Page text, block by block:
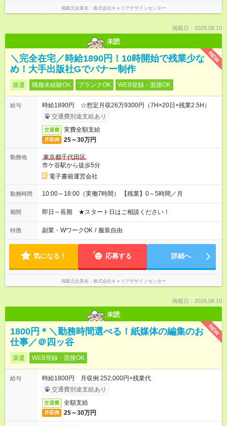
掲載元企業名 株式会社キャリアデザインセンター
掲載日：2026.08.10
未読
NEW
＼完全在宅／時給1890円！10時開始で残業少な
め！大手出版社Gでバナー制作
派遣 職種未経験OK ブランクOK WEB登録・面接OK
給与
時給1890円 ☆想定月収26万9300円（7H×20日+残業2.5H）
交通費別途支給あり
交通費 実費全額支給
月収例 25～30万円
勤務地
東京都千代田区
市ケ谷駅から徒歩5分
電子書籍運営会社
勤務時間 10:00～18:00（実働7時間） 【残業】0～5時間／月
期間 即日～長期 ★スタート日はご相談ください！
特徴 副業・WワークOK / 服装自由
気になる！ 応募する 詳細へ
掲載元企業名 株式会社キャリアデザインセンター
掲載日：2026.08.10
未読
NEW
1800円＊＼勤務時間選べる！紙媒体の編集のお
仕事／＠四ッ谷
派遣 WEB登録・面接OK
給与
時給1800円 月収例 252,000円+残業代
交通費別途支給あり
交通費 全額支給
月収例 25～30万円